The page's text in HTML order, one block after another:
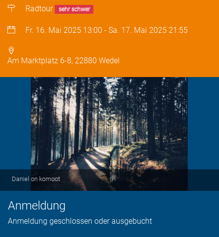
Radtour sehr schwer
Fr. 16. Mai 2025 13:00 -Sa. 17. Mai 2025 21:55
Am Marktplatz 6-8, 22880 Wedel
Daniel on komoot
Anmeldung
Anmeldung geschlossen oder ausgebucht